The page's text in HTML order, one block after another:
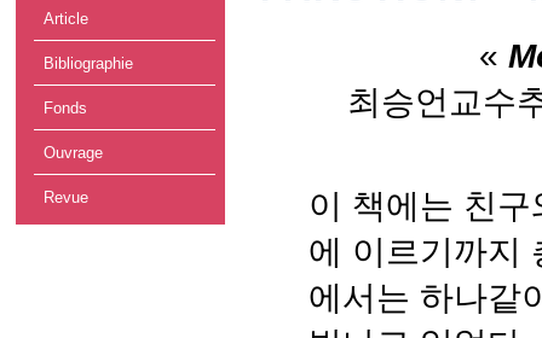
Article
Bibliographie
Fonds
Ouvrage
Revue
«
최승언교수
이 책에는 친
에 이르기까지
에서는 하나같